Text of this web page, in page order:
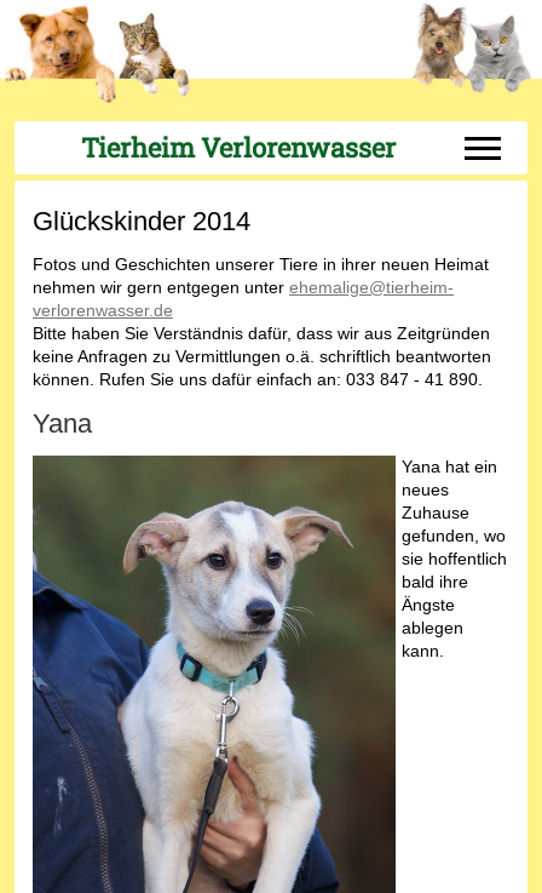
Tierheim Verlorenwasser Off-
Glückskinder 2014
Fotos und Geschichten unserer Tiere in ihrer neuen Heimat
nehmen wir gern entgegen unter ehemalige@tierheim-
verlorenwasser.de
Bitte haben Sie Verständnis dafür, dass wir aus Zeitgründen
keine Anfragen zu Vermittlungen o.ä. schriftlich beantworten
können. Rufen Sie uns dafür einfach an: 033 847 - 41 890.
Yana
Yana hat ein
neues
Zuhause
gefunden, wo
sie hoffentlich
bald ihre
Ängste
ablegen
kann.